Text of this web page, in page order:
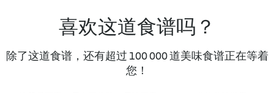
喜欢这道食谱吗？
除了这道食谱，还有超过 100 000 道美味食谱正在等着
您！